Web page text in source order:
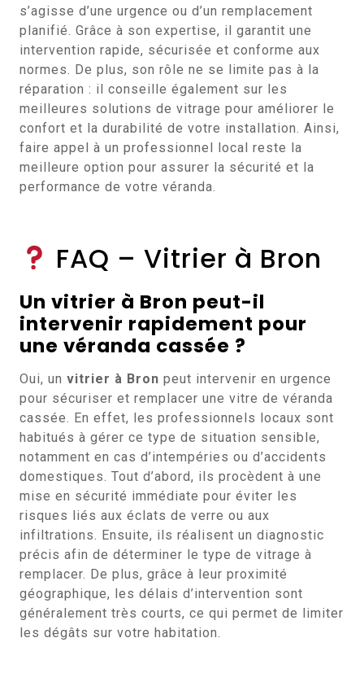
s’agisse d’une urgence ou d’un remplacement
planifié. Grâce à son expertise, il garantit une
intervention rapide, sécurisée et conforme aux
normes. De plus, son rôle ne se limite pas à la
réparation : il conseille également sur les
meilleures solutions de vitrage pour améliorer le
confort et la durabilité de votre installation. Ainsi,
faire appel à un professionnel local reste la
meilleure option pour assurer la sécurité et la
performance de votre véranda.
FAQ – Vitrier à Bron
Un vitrier à Bron peut-il
intervenir rapidement pour
une véranda cassée ?
Oui, un vitrier à Bron peut intervenir en urgence
pour sécuriser et remplacer une vitre de véranda
cassée. En effet, les professionnels locaux sont
habitués à gérer ce type de situation sensible,
notamment en cas d’intempéries ou d’accidents
domestiques. Tout d’abord, ils procèdent à une
mise en sécurité immédiate pour éviter les
risques liés aux éclats de verre ou aux
infiltrations. Ensuite, ils réalisent un diagnostic
précis afin de déterminer le type de vitrage à
remplacer. De plus, grâce à leur proximité
géographique, les délais d’intervention sont
généralement très courts, ce qui permet de limiter
les dégâts sur votre habitation.